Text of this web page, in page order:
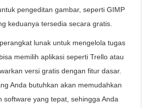
pengeditan gambar, seperti GIMP
keduanya tersedia secara gratis.
lunak untuk mengelola tugas
memilih aplikasi seperti Trello atau
versi gratis dengan fitur dasar.
Anda butuhkan akan memudahkan
software yang tepat, sehingga Anda